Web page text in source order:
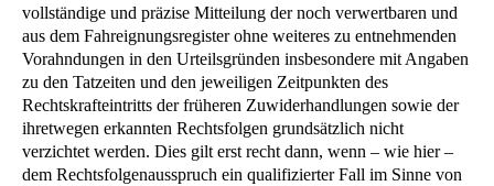
vollständige und präzise Mitteilung der noch verwertbaren und
aus dem Fahreignungsregister ohne weiteres zu entnehmenden
Vorahndungen in den Urteilsgründen insbesondere mit Angaben
zu den Tatzeiten und den jeweiligen Zeitpunkten des
Rechtskrafteintritts der früheren Zuwiderhandlungen sowie der
ihretwegen erkannten Rechtsfolgen grundsätzlich nicht
verzichtet werden. Dies gilt erst recht dann, wenn – wie hier –
dem Rechtsfolgenausspruch ein qualifizierter Fall im Sinne von